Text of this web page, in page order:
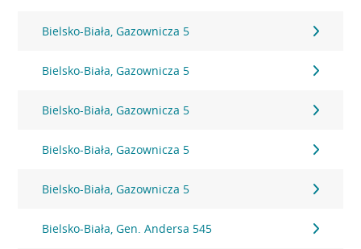
Bielsko-Biała, Gazownicza 5
Bielsko-Biała, Gazownicza 5
Bielsko-Biała, Gazownicza 5
Bielsko-Biała, Gazownicza 5
Bielsko-Biała, Gazownicza 5
Bielsko-Biała, Gen. Andersa 545